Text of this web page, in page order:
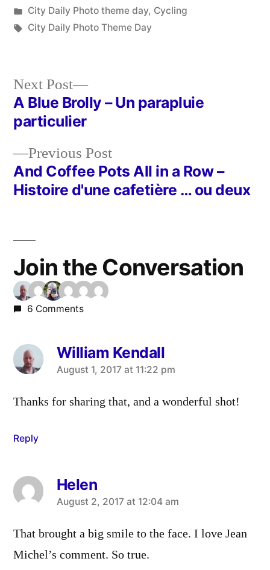
by
Posted
in
City Daily Photo theme day, Cycling
Tags:
City Daily Photo Theme Day
Post
navigation
Previous PostPrevious
post:
And Coffee Pots All in a Row –
Histoire d'une cafetière … ou deux
Next Post
Next
post:
A Blue Brolly – Un parapluie
particulier
Join the Conversation
6 Comments
William Kendall
says:
August 1, 2017 at 11:22 pm
Thanks for sharing that, and a wonderful shot!
Reply
Helen
says:
August 2, 2017 at 12:04 am
That brought a big smile to the face. I love Jean
Michel’s comment. So true.